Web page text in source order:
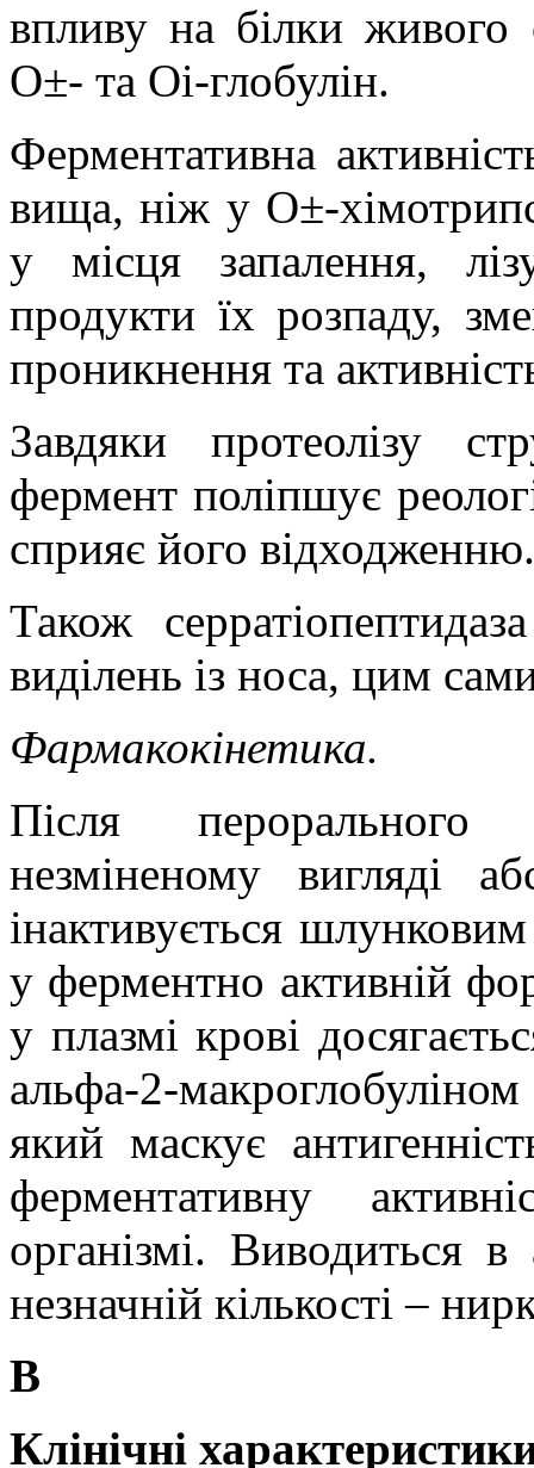
впливу на білки живого
О±- та Оі-глобулін.
Ферментативна
вища, ніж у О±-
у місця запалення,
продукти їх розпаду,
проникнення та
Завдяки протеолізу
фермент поліпшує
сприяє його відходженню.
Також
виділень із носа, цим
Фармакокінетика.
Після
незміненому вигляді
інактивується
у ферментно активній
у плазмі крові
альфа-2-
який маскує
ферментативну
організмі. Виводиться
незначній кількості –
В
Клінічні